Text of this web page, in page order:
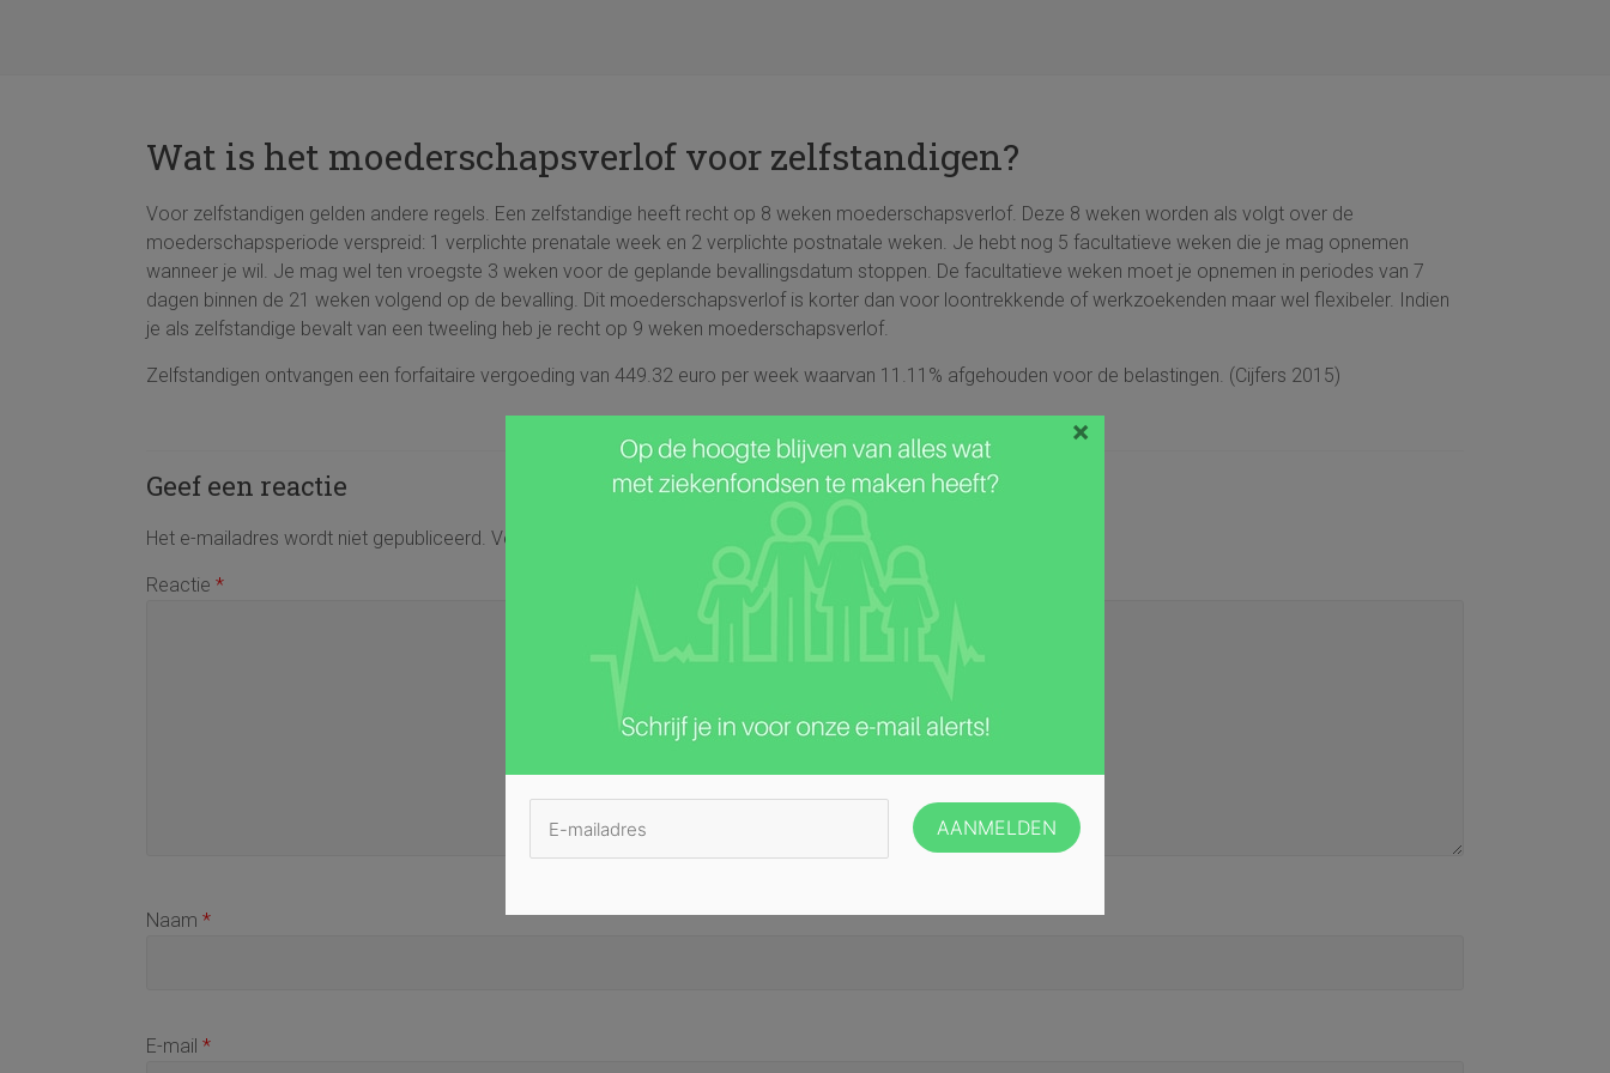
Wat is het moederschapsverlof voor zelfstandigen?
Voor zelfstandigen gelden andere regels. Een zelfstandige heeft recht op 8 weken moederschapsverlof. Deze 8 weken worden als volgt over de
moederschapsperiode verspreid: 1 verplichte prenatale week en 2 verplichte postnatale weken. Je hebt nog 5 facultatieve weken die je mag opnemen
wanneer je wil. Je mag wel ten vroegste 3 weken voor de geplande bevallingsdatum stoppen. De facultatieve weken moet je opnemen in periodes van 7
dagen binnen de 21 weken volgend op de bevalling. Dit moederschapsverlof is korter dan voor loontrekkende of werkzoekenden maar wel flexibeler. Indien
je als zelfstandige bevalt van een tweeling heb je recht op 9 weken moederschapsverlof.
Zelfstandigen ontvangen een forfaitaire vergoeding van 449.32 euro per week waarvan 11.11% afgehouden voor de belastingen. (Cijfers 2015)
Geef een reactie
Het e-mailadres wordt niet gepubliceerd. Vereiste velden zijn gemarkeerd met*
Reactie *
Naam *
E-mail *
×